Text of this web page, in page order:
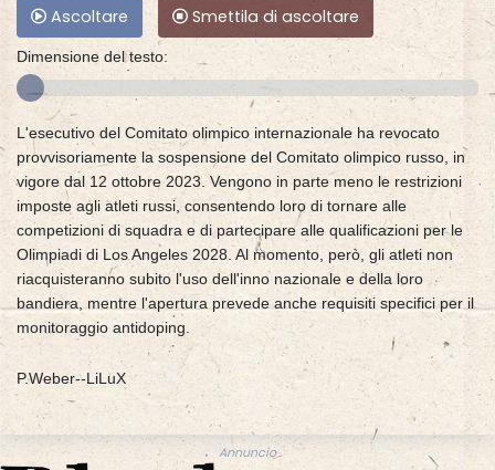
Ascoltare Smettila di ascoltare
Dimensione del testo:
L'esecutivo del Comitato olimpico internazionale ha revocato
provvisoriamente la sospensione del Comitato olimpico russo, in
vigore dal 12 ottobre 2023. Vengono in parte meno le restrizioni
imposte agli atleti russi, consentendo loro di tornare alle
competizioni di squadra e di partecipare alle qualificazioni per le
Olimpiadi di Los Angeles 2028. Al momento, però, gli atleti non
riacquisteranno subito l'uso dell'inno nazionale e della loro
bandiera, mentre l'apertura prevede anche requisiti specifici per il
monitoraggio antidoping.
P.Weber--LiLuX
Annuncio